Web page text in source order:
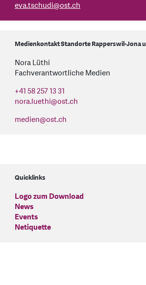
eva.tschudi@ost.ch
Medienkontakt Standorte Rapperswil-Jona
Nora Lüthi
Fachverantwortliche Medien
+41 58 257 13 31
nora.luethi@ost.ch
medien@ost.ch
Quicklinks
Logo zum Download
News
Events
Netiquette